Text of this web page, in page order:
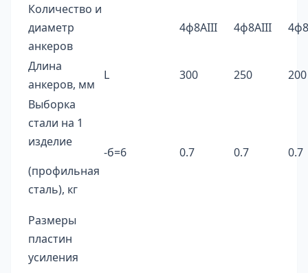
Количество и
диаметр
анкеров
4ф8AIII 4ф8AIII
Длина
анкеров, мм
L 300 250
200
Выборка
стали на 1
изделие
(профильная
сталь), кг
-б=6 0.7 0.7 0.7
Размеры
пластин
усиления